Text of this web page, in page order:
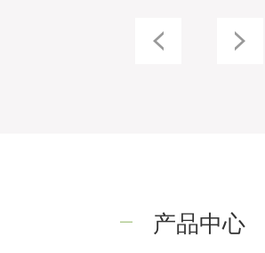
产品中心